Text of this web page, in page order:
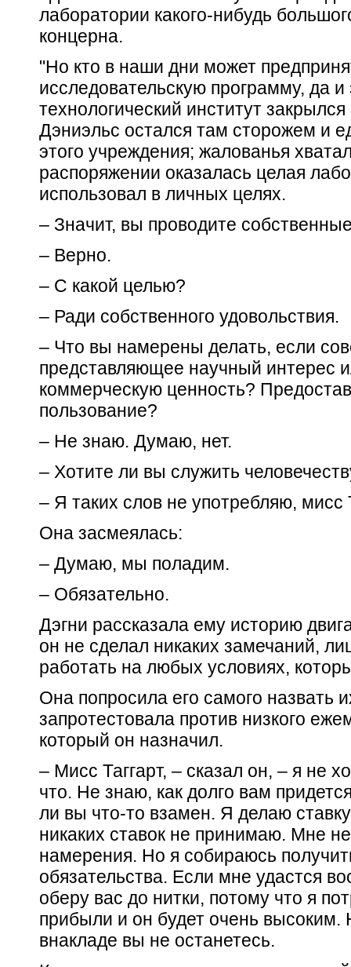
лаборатории какого-нибудь
концерна.
"Но кто в наши дни может
исследовательскую программу, да
технологический институт
Дэниэльс остался там сторожем и
этого учреждения; жалованья
распоряжении оказалась целая
использовал в личных целях.
– Значит, вы проводите
– Верно.
– С какой целью?
– Ради собственного удовольствия.
– Что вы намерены делать, если
представляющее научный интерес
коммерческую ценность?
пользование?
– Не знаю. Думаю, нет.
– Хотите ли вы служить
– Я таких слов не употребляю,
Она засмеялась:
– Думаю, мы поладим.
– Обязательно.
Дэгни рассказала ему историю
он не сделал никаких замечаний,
работать на любых условиях,
Она попросила его самого назвать
запротестовала против низкого
который он назначил.
– Мисс Таггарт, – сказал он, – я не
что. Не знаю, как долго вам
ли вы что-то взамен. Я делаю
никаких ставок не принимаю. Мне
намерения. Но я собираюсь
обязательства. Если мне удастся
оберу вас до нитки, потому что я
прибыли и он будет очень
внакладе вы не останетесь.